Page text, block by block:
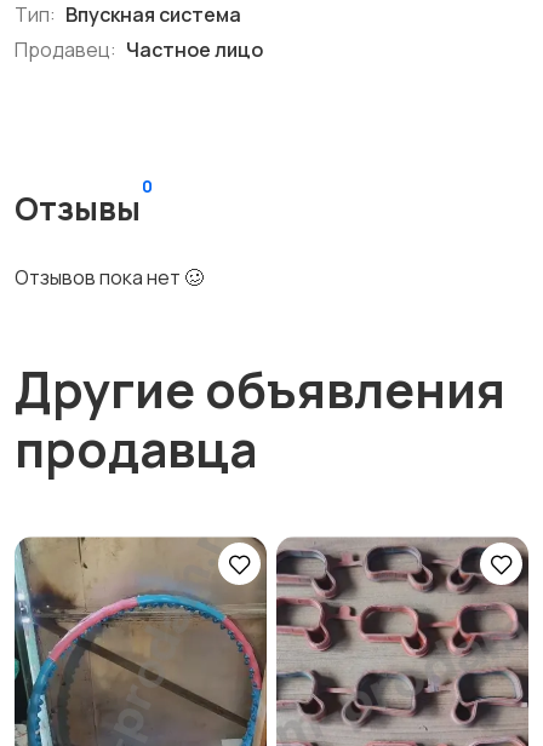
Тип: Впускная система
Продавец: Частное лицо
Отзывы
0
Отзывов пока нет 🥴
Другие объявления
продавца